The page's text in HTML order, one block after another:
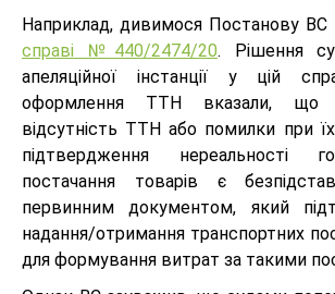
Наприклад, дивимося Постанову ВС
справі №440/2474/20. Рішення
апеляційної інстанції у цій
оформлення ТТН вказали, що
відсутність ТТН або помилки при
підтвердження нереальності
постачання товарів є
первинним документом, який
надання/отримання транспортних
для формування витрат за такими